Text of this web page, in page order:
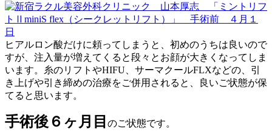
ヒアルロン酸だけに頼ってしまうと、初めのうちは良いので
すが、注入量が増えてくると段々とお顔が大きくなってしま
います。糸のリフトやHIFU、サーマクールFLXなどの、引
き上げや引き締めの治療をご併用されると、良いご状態が保
てると思います。
手術後６ヶ月目 のご状態です。